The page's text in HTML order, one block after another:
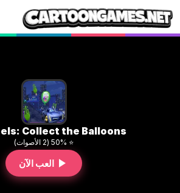
Collect the Balloons
⭐ 50% (2 الأصوات)
العب الآن